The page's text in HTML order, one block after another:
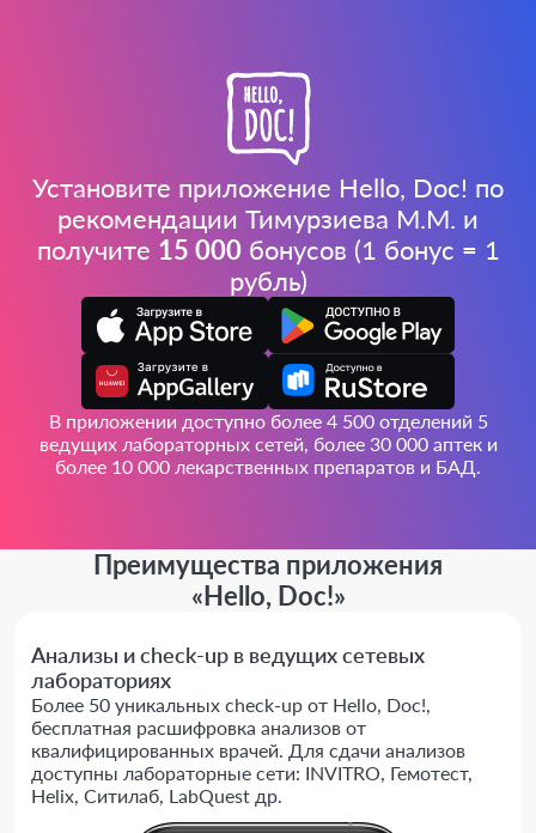
Установите приложение Hello, Doc! по
рекомендации Тимурзиева М.М. и
получите 15 000бонусов (1 бонус = 1
рубль)
В приложении доступно более 4 500 отделений 5
ведущих лабораторных сетей, более 30 000 аптек и
более 10 000 лекарственных препаратов и БАД.
Преимущества приложения
«Hello, Doc!»
Анализы и check-up в ведущих сетевых
лабораториях
Более 50 уникальных check-up от Hello, Doc!,
бесплатная расшифровка анализов от
квалифицированных врачей. Для сдачи анализов
доступны лабораторные сети: INVITRO, Гемотест,
Helix, Ситилаб, LabQuest др.